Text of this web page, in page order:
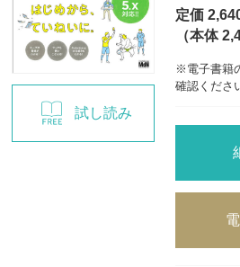
試し読み
定価
（本体
※電子書籍
確認くださ